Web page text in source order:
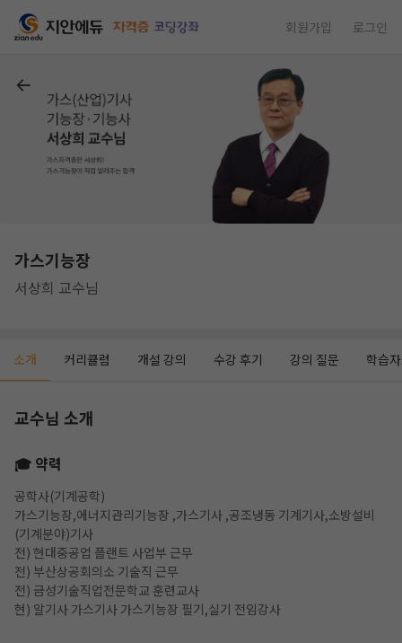
회원가입 로그인
가스기능장
서상희 교수님
소개 커리큘럼 개설 강의 수강 후기 강의 질문 학습
교수님 소개
🎓 약력
공학사(기계공학)
가스기능장,에너지관리기능장 ,가스기사 ,공조냉동 기계기사,소방설비
(기계분야)기사
전) 현대중공업 플랜트 사업부 근무
전) 부산상공회의소 기술직 근무
전) 금성기술직업전문학교 훈련교사
현) 알기사 가스기사 가스기능장 필기,실기 전임강사